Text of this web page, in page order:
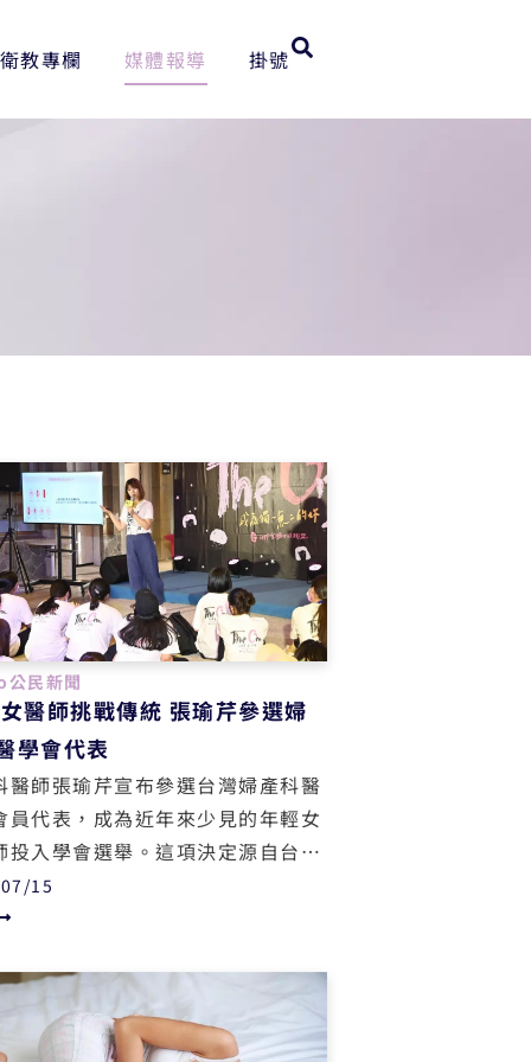
衛教專欄 媒體報導 掛號
民新聞
醫師挑戰傳統 張瑜芹參選婦
學會代表
醫師張瑜芹宣布參選台灣婦產科醫
員代表，成為近年來少見的年輕女
投入學會選舉。這項決定源自台大
產科接連爆發的性侵、性騷擾案
她決心從專業組織內部推動改革。
15